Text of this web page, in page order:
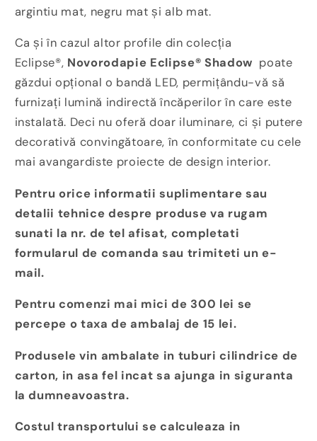
argintiu mat, negru mat și alb mat.
Ca și în cazul altor profile din colecția
Eclipse®, Novorodapie Eclipse® Shadow poate
găzdui opțional o bandă LED, permițându-vă să
furnizați lumină indirectă încăperilor în care este
instalată. Deci nu oferă doar iluminare, ci și putere
decorativă convingătoare, în conformitate cu cele
mai avangardiste proiecte de design interior.
Pentru orice informatii suplimentare sau
detalii tehnice despre produse va rugam
sunati la nr. de tel afisat, completati
formularul de comanda sau trimiteti un e-
mail.
Pentru comenzi mai mici de 300 lei se
percepe o taxa de ambalaj de 15 lei.
Produsele vin ambalate in tuburi cilindrice de
carton, in asa fel incat sa ajunga in siguranta
la dumneavoastra.
Costul transportului se calculeaza in